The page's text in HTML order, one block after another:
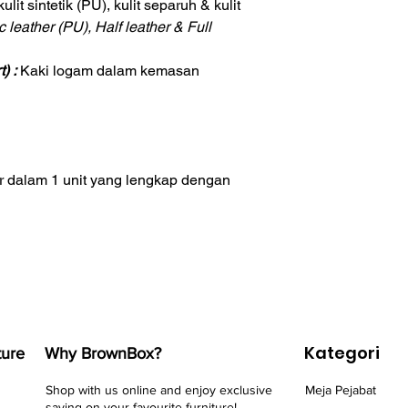
sintetik (PU), kulit separuh & kulit
leather (PU), Half leather & Full
:Kaki logam dalam kemasan
dalam 1 unit yang lengkap dengan
Why BrownBox?
Shop with us online and enjoy exclusive
Kategori
Meja Pejabat